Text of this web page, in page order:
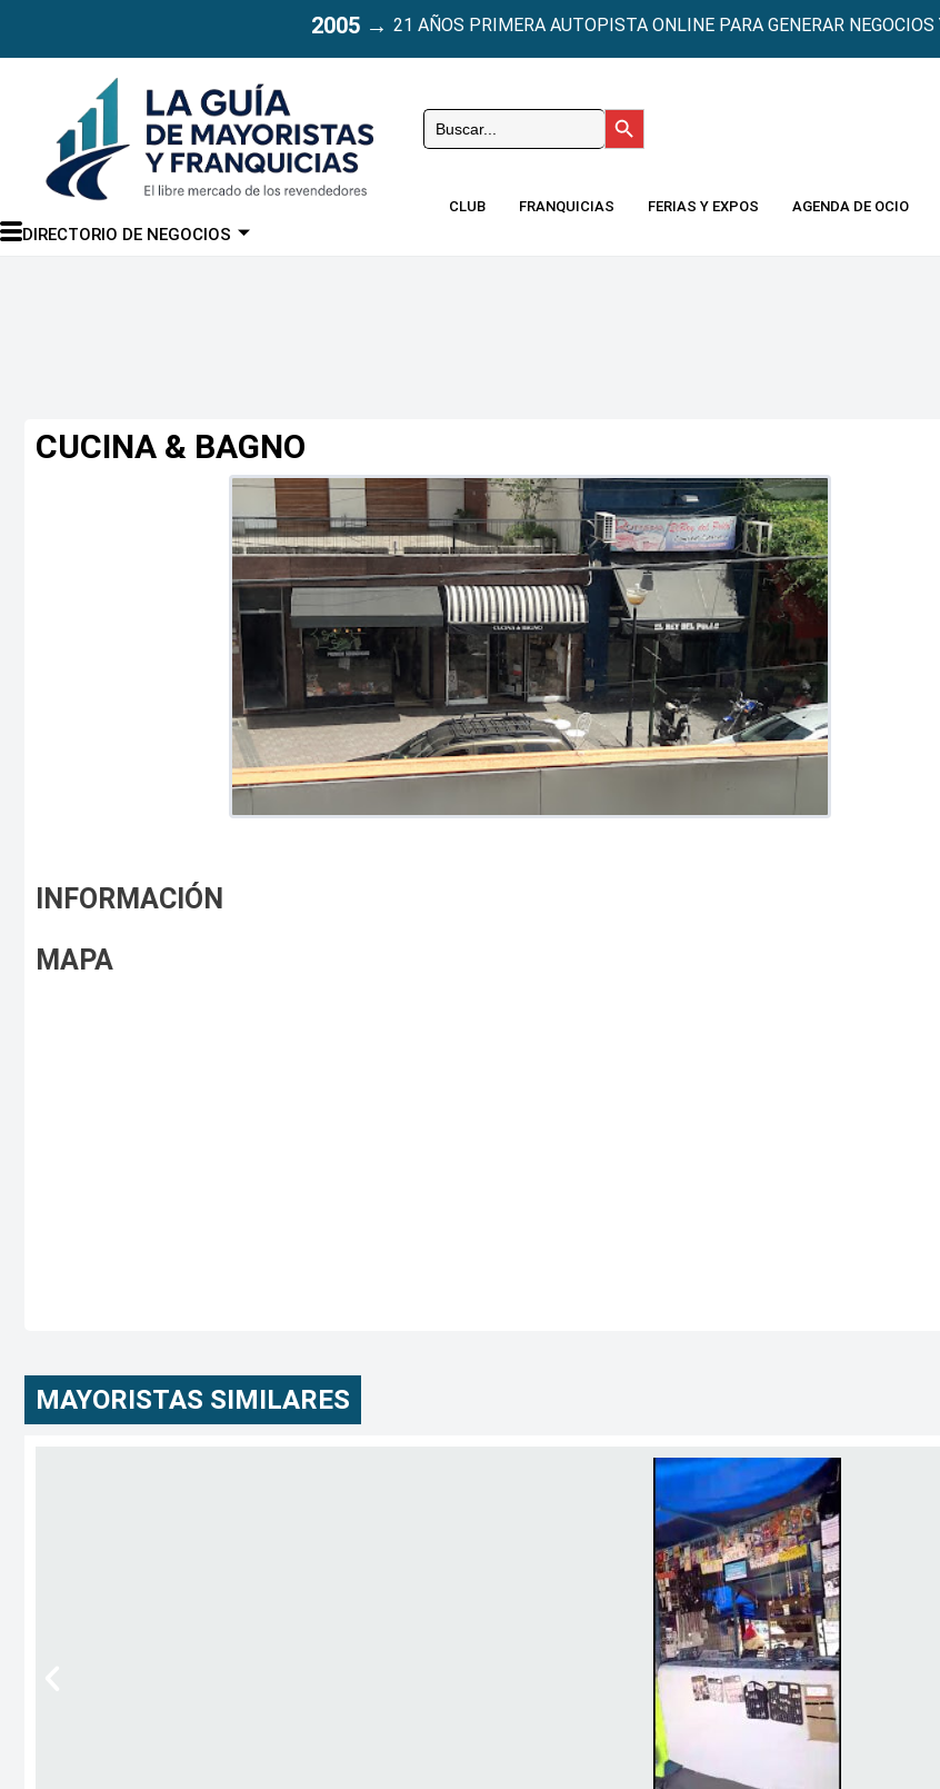
2005→ 21 AÑOS PRIMERA AUTOPISTA ONLINE PARA GENERAR
DIRECTORIO DE NEGOCIOS
Buscar: Botón de búsqueda
CLUB FRANQUICIAS FERIAS Y EXPOS AGENDA DE OCIO
CUCINA & BAGNO
INFORMACIÓN
MAPA
MAYORISTAS SIMILARES